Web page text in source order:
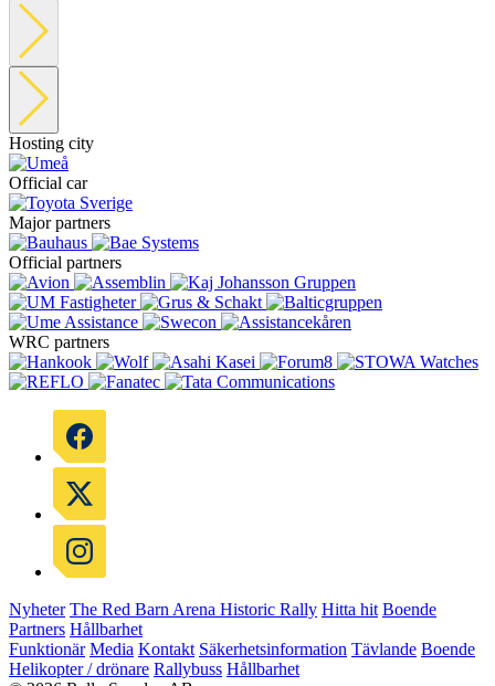
Hosting city
Official car
Major partners
Official partners
WRC partners
Nyheter The Red Barn Arena Historic Rally Hitta hit Boende
Partners Hållbarhet
Funktionär Media Kontakt Säkerhetsinformation Tävlande Boende
Helikopter / drönare Rallybuss Hållbarhet